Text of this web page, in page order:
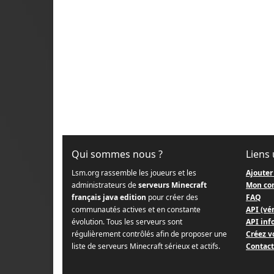
Qui sommes nous ?
Lsm.org rassemble les joueurs et les
administrateurs deserveurs Minecraft
français java edition pour créer des
communautés actives et en constante
évolution. Tous les serveurs sont
régulièrement contrôlés afin de proposer une
liste de serveurs Minecraft sérieux et actifs.
Liens
Mon
FAQ
API
API
Créez
Contact